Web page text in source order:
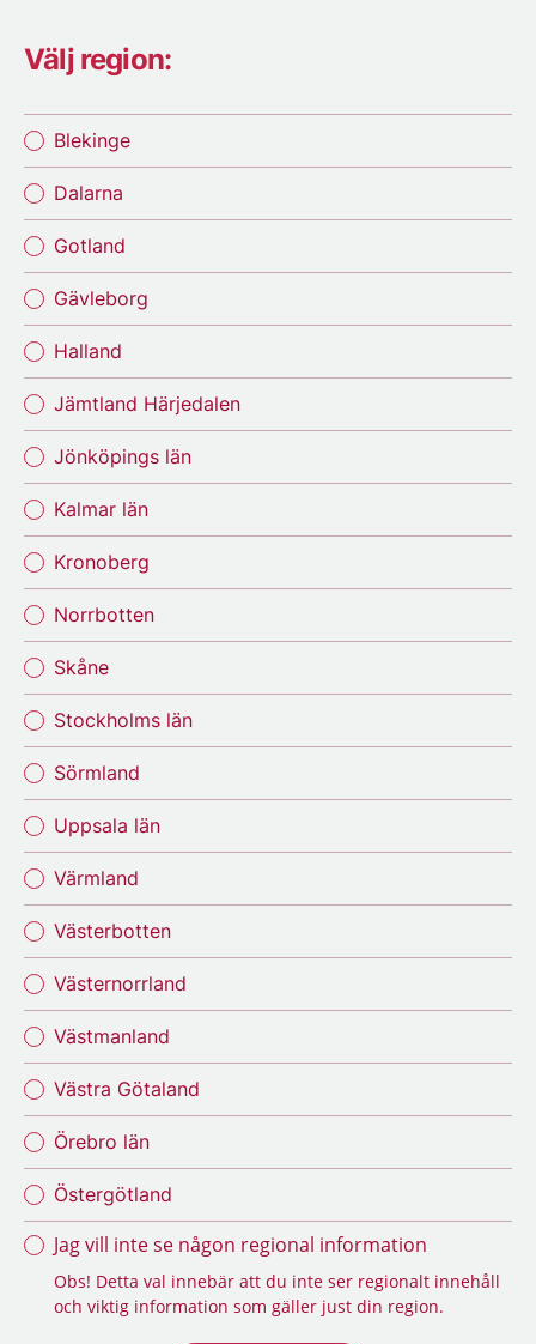
Välj region:
Blekinge
Dalarna
Gotland
Gävleborg
Halland
Jämtland Härjedalen
Jönköpings län
Kalmar län
Kronoberg
Norrbotten
Skåne
Stockholms län
Sörmland
Uppsala län
Värmland
Västerbotten
Västernorrland
Västmanland
Västra Götaland
Örebro län
Östergötland
Jag vill inte se någon regional information
Obs! Detta val innebär att du inte ser regionalt innehåll
och viktig information som gäller just din region.